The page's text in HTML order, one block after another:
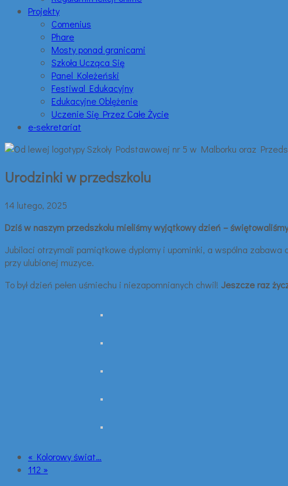
Projekty
Comenius
Phare
Mosty ponad granicami
Szkoła Ucząca Się
Panel Koleżeński
Festiwal Edukacyjny
Edukacyjne Oblężenie
Uczenie Się Przez Całe Życie
e-sekretariat
Urodzinki w przedszkolu
14 lutego, 2025
Dziś w naszym przedszkolu mieliśmy wyjątkowy dzień –
Jubilaci otrzymali pamiątkowe dyplomy i upominki, a wspólna zabawa
przy ulubionej muzyce.
To był dzień pełen uśmiechu i niezapomnianych chwil! Jeszcze raz
« Kolorowy świat…
112 »